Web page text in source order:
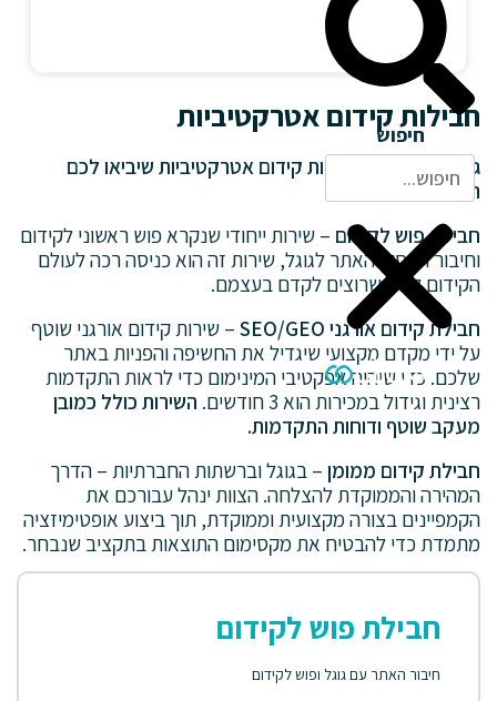
חיפוש
חבילות קידום אטרקטיביות
גיבשנו עבורכם חבילות קידום אטרקטיביות שיביאו לכם
תוצאות:
חבילת פוש לקידום– שירות ייחודי שנקרא פוש ראשוני לקידום
וחיבור העסק והאתר לגוגל, שירות זה הוא כניסה רכה לעולם
הקידום לאלו שרוצים לקדם בעצמם.
חבילת קידום אורגני SEO/GEO
– שירות קידום אורגני שוטף
על ידי מקדם מקצועי שיגדיל את החשיפה והפניות באתר
שלכם. כדי שיהיה אפקטיבי המינימום כדי לראות התקדמות
רצינית וגידול במכירות הוא 3 חודשים.
השירות כולל כמובן
מעקב שוטף ודוחות התקדמות.
חבילת קידום ממומן– בגוגל וברשתות החברתיות – הדרך
המהירה והממוקדת להצלחה. הצוות ינהל עבורכם את
הקמפיינים בצורה מקצועית וממוקדת, תוך ביצוע אופטימיזציה
מתמדת כדי להבטיח את מקסימום התוצאות בתקציב שנבחר.
חבילת פוש לקידום
חיבור האתר עם גוגל ופוש לקידום